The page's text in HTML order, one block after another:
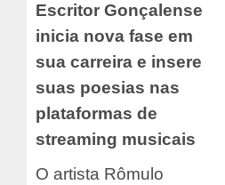
Escritor Gonçalense
inicia nova fase em
sua carreira e insere
suas poesias nas
plataformas de
streaming musicais
O artista Rômulo